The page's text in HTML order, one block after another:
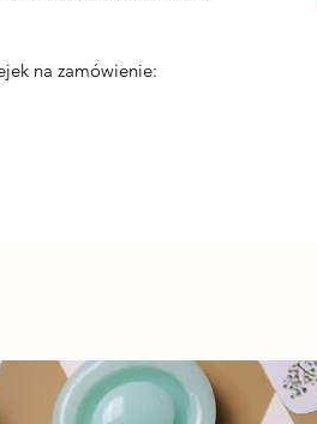
na zamówienie: